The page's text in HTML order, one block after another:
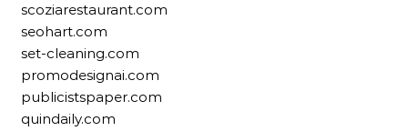
scoziarestaurant.com
seohart.com
set-cleaning.com
promodesignai.com
publicistspaper.com
quindaily.com